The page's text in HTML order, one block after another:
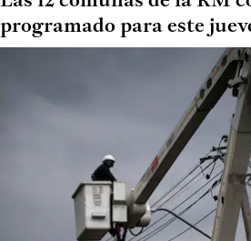
programado para este